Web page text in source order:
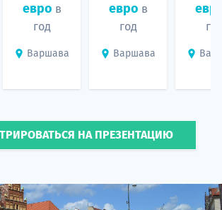
евро в
год
Варшава
евро в
год
Варшава
НА ПРЕЗЕНТАЦИЮ